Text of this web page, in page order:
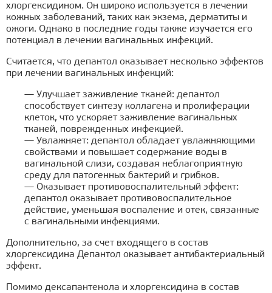
хлоргексидином. Он широко используется в лечении
кожных заболеваний, таких как экзема, дерматиты и
ожоги. Однако в последние годы также изучается его
потенциал в лечении вагинальных инфекций.
Считается, что депантол оказывает несколько эффектов
при лечении вагинальных инфекций:
— Улучшает заживление тканей: депантол
способствует синтезу коллагена и пролиферации
клеток, что ускоряет заживление вагинальных
тканей, поврежденных инфекцией.
— Увлажняет: депантол обладает увлажняющими
свойствами и повышает содержание воды в
вагинальной слизи, создавая неблагоприятную
среду для патогенных бактерий и грибков.
— Оказывает противовоспалительный эффект:
депантол оказывает противовоспалительное
действие, уменьшая воспаление и отек, связанные
с вагинальными инфекциями.
Дополнительно, за счет входящего в состав
хлоргексидина Депантол оказывает антибактериальный
эффект.
Помимо дексапантенола и хлоргексидина в состав